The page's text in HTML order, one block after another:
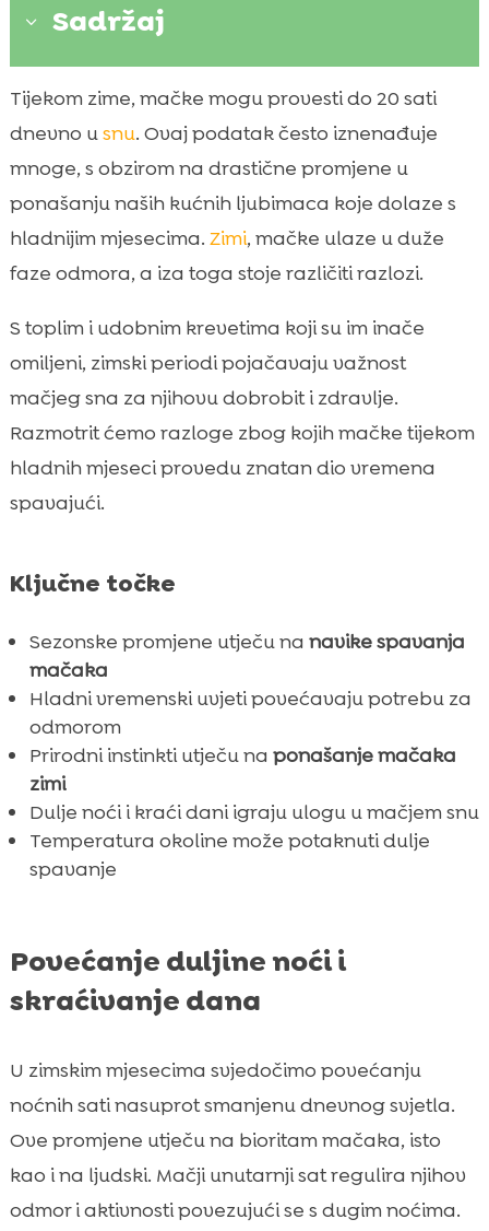
3 Sadržaj
 Povećanje duljine noći i skraćivanje dana

Utjecaj temperature sobe na spavanje
mačke
Prirodni instinkti i promjene u okolišu
Promjene u metabolizmu mačaka tijekom
zime
Uloga sunčeve svjetlosti na raspored
spavanja
Kvaliteta hrane koju konzumira mačka
Zdravstveni problemi povezani sa zimom
Promjene u ponašanju zbog manjeg
vremena provedenog na otvorenom
Raspoloženje mačke tijekom hladnih dana
Adaptacija mačke na sezonske promjene
 Purrfect Life pijesak za mačke
 Zaključak
FAQ
Tijekom zime, mačke mogu provesti do 20 sati
dnevno usnu. Ovaj podatak često iznenađuje
mnoge, s obzirom na drastične promjene u
ponašanju naših kućnih ljubimaca koje dolaze s
hladnijim mjesecima. Zimi, mačke ulaze u duže
faze odmora, a iza toga stoje različiti razlozi.
S toplim i udobnim krevetima koji su im inače
omiljeni, zimski periodi pojačavaju važnost
mačjeg sna za njihovu dobrobit i zdravlje.
Razmotrit ćemo razloge zbog kojih mačke tijekom
hladnih mjeseci provedu znatan dio vremena
spavajući.
Ključne točke
Sezonske promjene utječu na navike spavanja
mačaka
Hladni vremenski uvjeti povećavaju potrebu za
odmorom
Prirodni instinkti utječu na ponašanje mačaka
zimi
Dulje noći i kraći dani igraju ulogu u mačjem snu
Temperatura okoline može potaknuti dulje
spavanje
Povećanje duljine noći i
skraćivanje dana
U zimskim mjesecima svjedočimo povećanju
noćnih sati nasuprot smanjenu dnevnog svjetla.
Ove promjene utječu na bioritam mačaka, isto
kao i na ljudski. Mačji unutarnji sat regulira njihov
odmor i aktivnosti povezujući se s dugim noćima.